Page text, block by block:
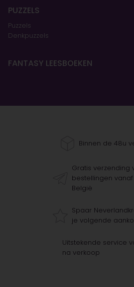
PUZZELS
Puzzels
Denkpuzzels
FANTASY LEESBOEKEN
Binnen de 48u
Gratis verzending
bestellingen
België
Spaar
je volgende
Uitstekende service
na verkoop